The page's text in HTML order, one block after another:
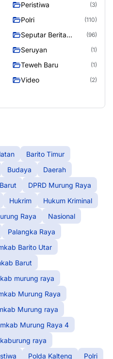
Peristiwa (3)
Polri (110)
Seputar Berita
(96)
Seruyan (1)
Teweh Baru (1)
Video (2)
Barito Timur
Budaya
Daerah
DPRD Murung Raya
Hukrim
Hukum Kriminal
Raya
Nasional
Palangka Raya
Barito Utar
Barut
murung raya
Murung Raya
Murung raya
Murung Raya 4
raya
Polda Kalteng
Polri